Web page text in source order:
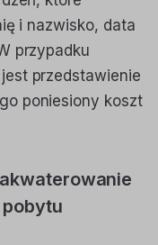
i nazwisko, data
przypadku
przedstawienie
poniesiony koszt